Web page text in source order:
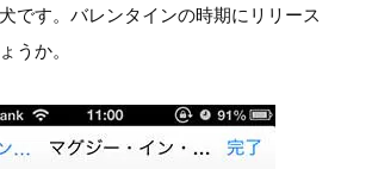
です。バレンタインの時期にリリース
うか。